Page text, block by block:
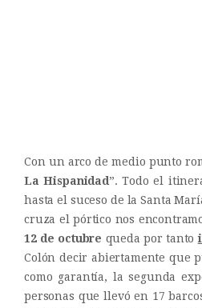
Con un arco de medio punto
La Hispanidad”. Todo el
hasta el suceso de la Santa
cruza el pórtico nos
12 de octubre queda por tanto
Colón decir abiertamente que
como garantía, la segunda
personas que llevó en 17